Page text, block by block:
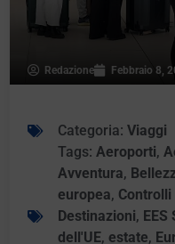
Redazione Febbraio 8,
Categoria: Viaggi
Tags: Aeroporti,
Avventura,
europea,
Destinazioni,
dell'UE, estate,